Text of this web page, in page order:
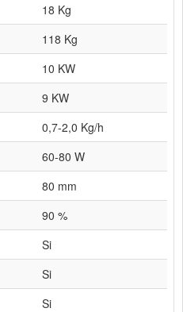
18 Kg
118 Kg
10 KW
9 KW
0,7-2,0 Kg/h
60-80 W
80 mm
90 %
Si
Si
Si